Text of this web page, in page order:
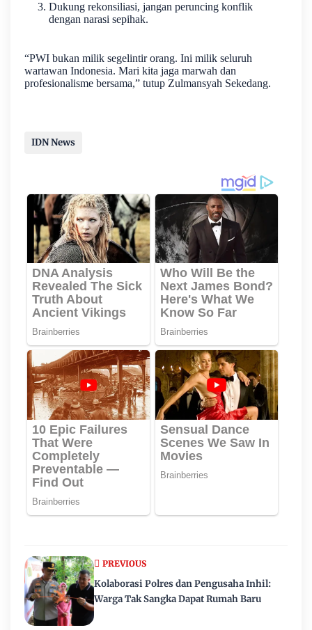
Dukung rekonsiliasi, jangan peruncing konflik
dengan narasi sepihak.
“PWI bukan milik segelintir orang. Ini milik seluruh
wartawan Indonesia. Mari kita jaga marwah dan
profesionalisme bersama,” tutup Zulmansyah Sekedang.
IDN News
PREVIOUS
Kolaborasi Polres dan Pengusaha Inhil:
Warga Tak Sangka Dapat Rumah Baru